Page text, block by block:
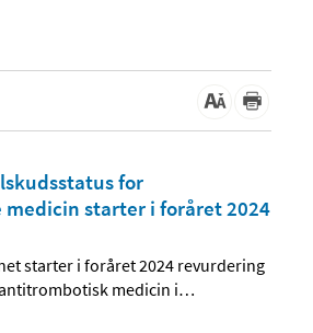
for
starter i foråret 2024
starter i foråret 2024 revurdering
medicin i…